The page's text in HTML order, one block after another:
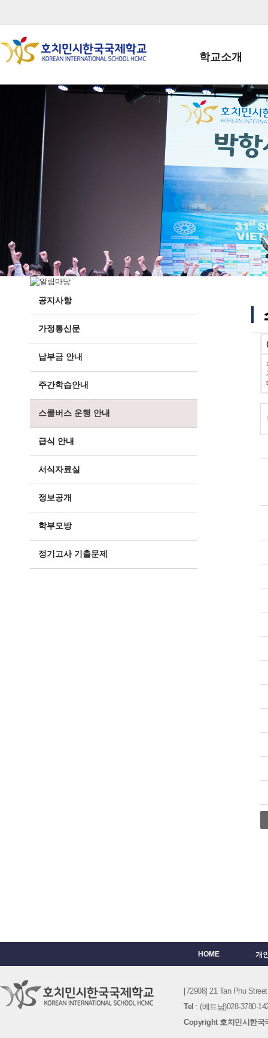
학교소개
학교장인사말
학생회장인사말
학교상징
학교 CI
교직원현황
학생현황
위치/전화
전경사진
공지사항
가정통신문
납부금 안내
주간학습안내
스쿨버스 운행 안내
급식 안내
서식자료실
정보공개
학부모방
정기고사 기출문제
HOME 개
[72908] 21 Tan Phu
Tel : (베트남)028-3780-
Copyright 호치민시한국